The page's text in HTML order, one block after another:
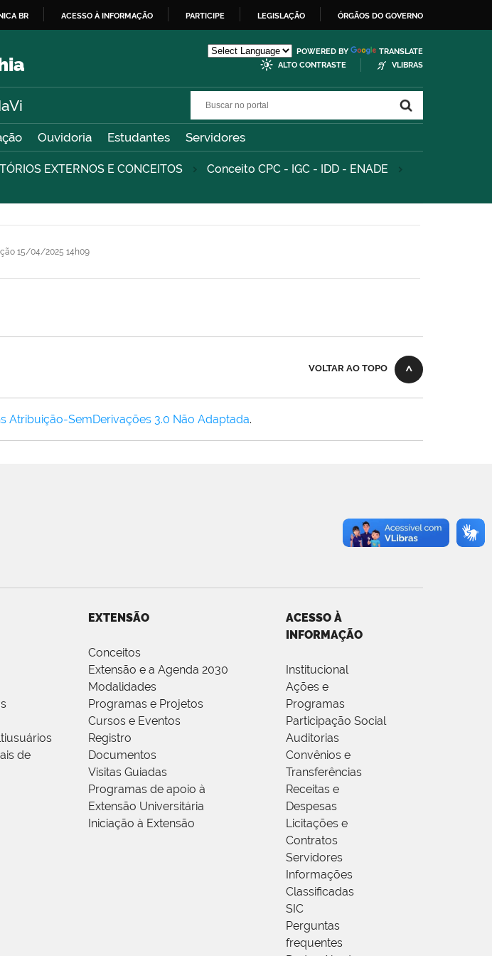
O
BR ACESSO À INFORMAÇÃO PARTICIPE LEGISLAÇÃO ÓRGÃOS DO GOVERNO
POWERED BY
TRANSLATE
ALTO CONTRASTE
VLIBRAS
Ouvidoria Estudantes Servidores
EXTERNOS E CONCEITOS Conceito CPC - IGC - IDD - ENADE
15/04/2025 14h09
VOLTAR AO TOPO
Atribuição-SemDerivações 3.0 Não Adaptada.
de
EXTENSÃO
Conceitos
Extensão e a Agenda 2030
Modalidades
Programas e Projetos
Cursos e Eventos
Registro
Documentos
Visitas Guiadas
Programas de apoio à
Extensão Universitária
Iniciação à Extensão
ACESSO À
INFORMAÇÃO
Institucional
Ações e
Programas
Participação Social
Auditorias
Convênios e
Transferências
Receitas e
Despesas
Licitações e
Contratos
Servidores
Informações
Classificadas
SIC
Perguntas
frequentes